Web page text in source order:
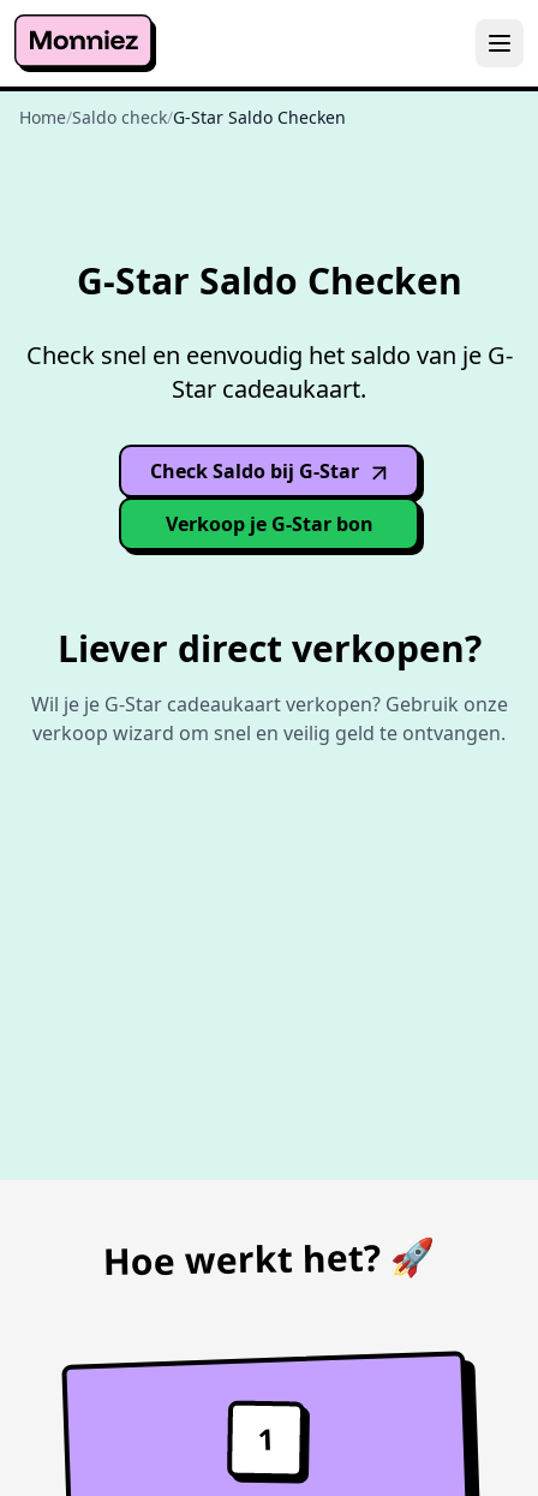
Home/Saldo check/G-Star Saldo Checken
G-Star Saldo Checken
Check snel en eenvoudig het saldo van je G-
Star cadeaukaart.
Check Saldo bij G-Star
(opens in new window
Verkoop je G-Star bon
Liever direct verkopen?
Wil je je G-Star cadeaukaart verkopen? Gebruik onze
verkoop wizard om snel en veilig geld te ontvangen.
Hoe werkt het? 🚀
1